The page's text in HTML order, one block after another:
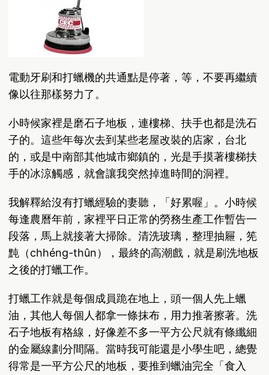
電動牙刷和打蠟機的共通點是停著，等，不要再繼續
像以往那樣努力了。
小時候家裡是磨石子地板，連樓梯、扶手也都是洗石
子的。這些年每次去到某些老屋改裝的店家，台北
的，或是中南部其他城市鄉鎮的，光是手摸著樓梯扶
手的冰涼觸感，就會讓我突然掉進時間的洞裡。
我解釋給沒有打蠟經驗的妻聽，「好累喔」。小時候
每逢農曆年前，家裡平日正常的勞務生產工作暫告一
段落，馬上就接著大掃除。清洗玻璃，整理抽屜，筅
黗（chhéng-thûn），最終的高潮戲，就是刷洗地板
之後的打蠟工作。
打蠟工作就是每個成員跪在地上，頭一個人先上蠟
油，其他人每個人都拿一條抹布，用力推著擦著。洗
石子地板有格線，好像差不多一平方公尺就有條纖細
的金屬線劃分間隔。當時我可能還是小學生吧，總覺
得常是一平方公尺的地板，要推到蠟油完全「食入